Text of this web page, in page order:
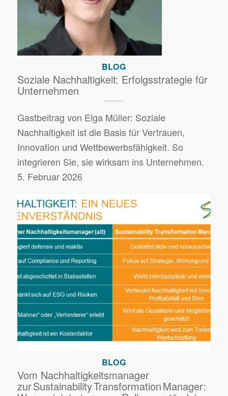
BLOG
Soziale Nachhaltigkeit: Erfolgsstrategie für
Unternehmen
Gastbeitrag von Elga Müller: Soziale
Nachhaltigkeit ist die Basis für Vertrauen,
Innovation und Wettbewerbsfähigkeit. So
integrieren Sie, sie wirksam ins Unternehmen.
5. Februar 2026
BLOG
Vom Nachhaltigkeitsmanager
zur Sustainability Transformation Manager: